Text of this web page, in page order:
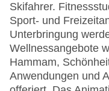
Skifahrer.
Sport- und
Unterbringung
Wellnessangebote
Hammam,
Anwendungen und